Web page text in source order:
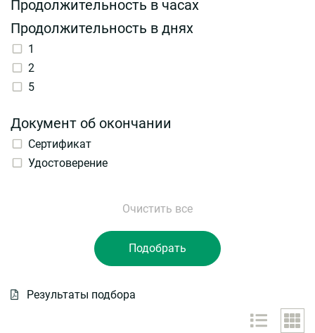
Продолжительность в часах
Продолжительность в днях
1
2
5
Документ об окончании
Сертификат
Удостоверение
Результаты подбора